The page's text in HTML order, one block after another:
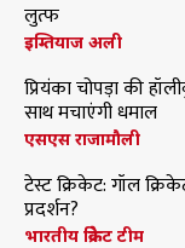
लुत्फ
इम्तियाज अली
प्रियंका चोपड़ा की
साथ मचाएंगी धमाल
एसएस राजामौली
टेस्ट क्रिकेट: गॉल
प्रदर्शन?
भारतीय क्रिकेट टीम